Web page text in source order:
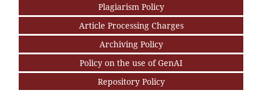
Plagiarism Policy
Article Processing Charges
Archiving Policy
Policy on the use of GenAI
Repository Policy